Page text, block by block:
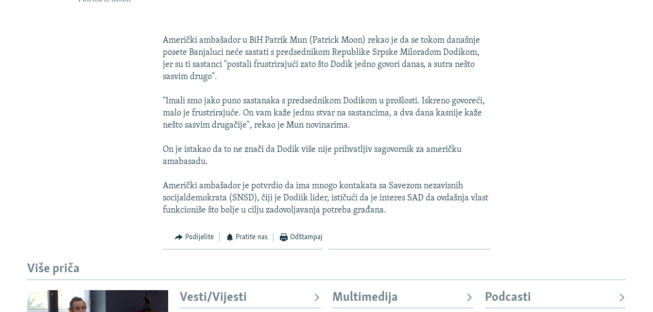
Američki ambašador u BiH Patrik Mun (Patrick Moon) rekao je da se tokom današnje
posete Banjaluci neće sastati s predsednikom Republike Srpske Miloradom Dodikom,
jer su ti sastanci "postali frustrirajući zato što Dodik jedno govori danas, a sutra nešto
sasvim drugo".
"Imali smo jako puno sastanaka s predsednikom Dodikom u prošlosti. Iskreno govoreći,
malo je frustrirajuće. On vam kaže jednu stvar na sastancima, a dva dana kasnije kaže
nešto sasvim drugačije", rekao je Mun novinarima.
On je istakao da to ne znači da Dodik više nije prihvatljiv sagovornik za američku
amabasadu.
Američki ambašador je potvrdio da ima mnogo kontakata sa Savezom nezavisnih
socijaldemokrata (SNSD), čiji je Dodiik lider, ističući da je interes SAD da ovdašnja vlast
funkcioniše što bolje u cilju zadovoljavanja potreba građana.
Podijelite Pratite nas Odštampaj
Više priča
Vesti/Vijesti Multimedija Podcasti